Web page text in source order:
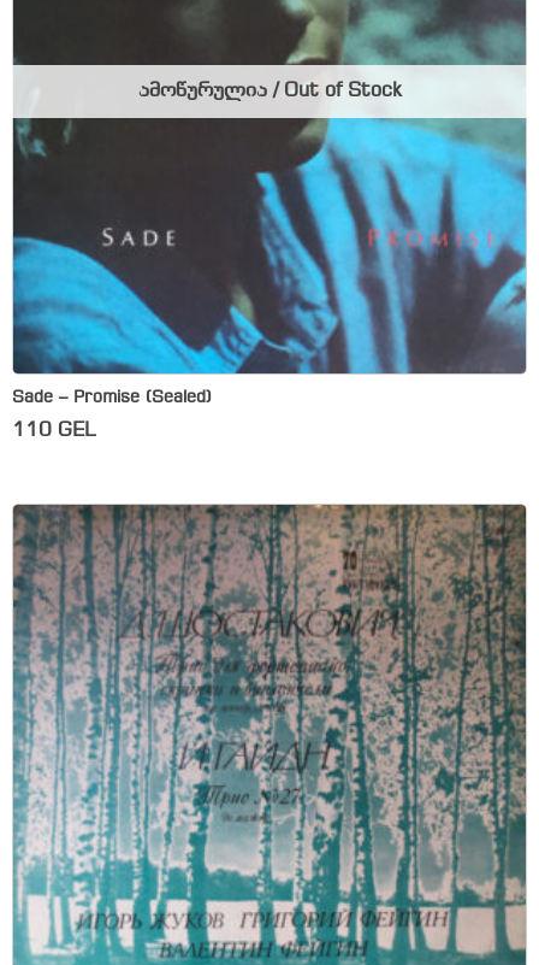
Sade – Promise (Sealed)
110 GEL
ამოწურულია / Out of Stock